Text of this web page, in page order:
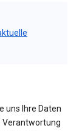
uns Ihre Daten
Verantwortung